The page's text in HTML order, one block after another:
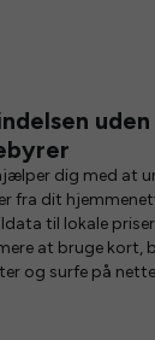
uden
dig med at
fra dit
til lokale
at bruge kort,
og surfe på